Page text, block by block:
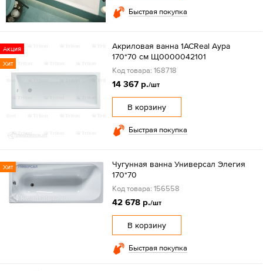
Быстрая покупка
Акция
Хит
Акриловая ванна 1ACReal Аура
170*70 см Щ0000042101
Код товара: 168718
14 367 р./шт
В корзину
Быстрая покупка
Хит
Чугунная ванна Универсал Элегия
170*70
Код товара: 156558
42 678 р./шт
В корзину
Быстрая покупка